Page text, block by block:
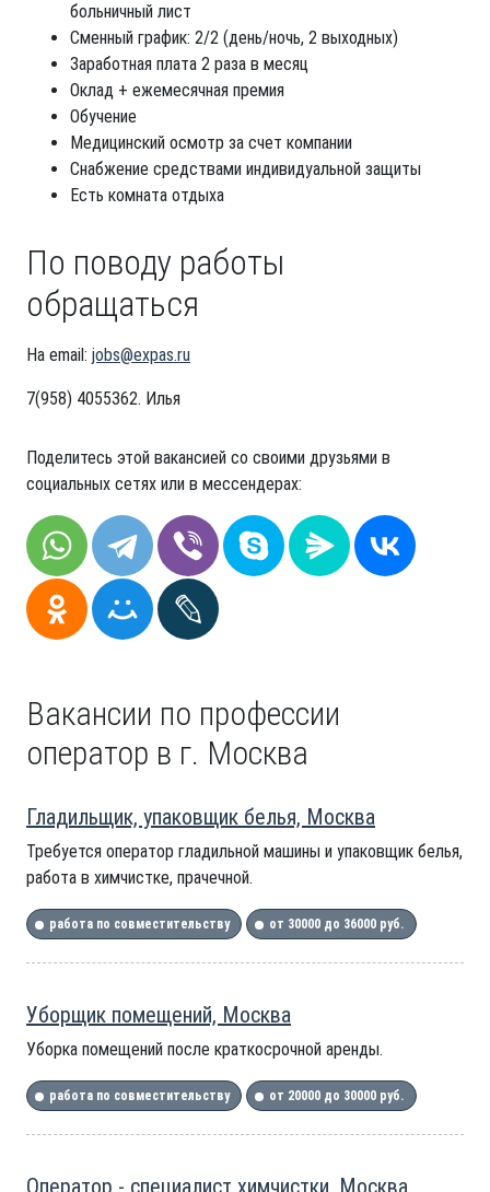
больничный лист
Сменный график: 2/2 (день/ночь, 2 выходных)
Заработная плата 2 раза в месяц
Оклад + ежемесячная премия
Обучение
Медицинский осмотр за счет компании
Снабжение средствами индивидуальной защиты
Есть комната отдыха
По поводу работы
обращаться
На email: jobs@expas.ru
7(958) 4055362. Илья
Поделитесь этой вакансией со своими друзьями в
социальных сетях или в мессендерах:
Вакансии по профессии
оператор в г. Москва
Гладильщик, упаковщик белья, Москва
Требуется оператор гладильной машины и упаковщик белья,
работа в химчистке, прачечной.
работа по совместительству от 30000 до 36000 руб.
Уборщик помещений, Москва
Уборка помещений после краткосрочной аренды.
работа по совместительству от 20000 до 30000 руб.
Оператор - специалист химчистки, Москва